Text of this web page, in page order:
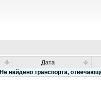
Дата
Не найдено транспорта,